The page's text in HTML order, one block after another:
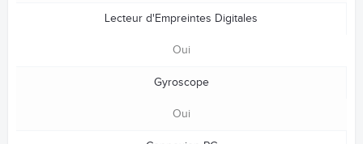
Lecteur d'Empreintes Digitales
Oui
Gyroscope
Oui